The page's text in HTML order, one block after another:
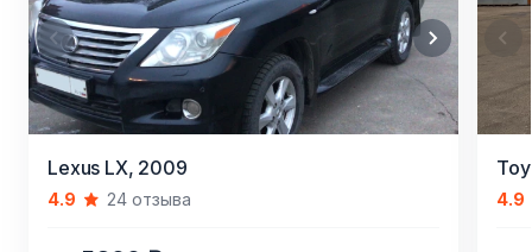
Lexus LX, 2009
4.9 24 отзыва 4.9